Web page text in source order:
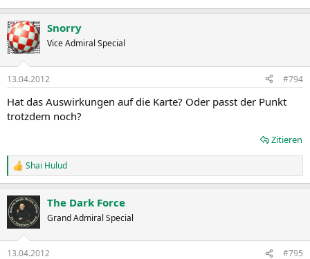
Snorry
Vice Admiral Special
13.04.2012 #794
Hat das Auswirkungen auf die Karte? Oder passt der Punkt
trotzdem noch?
Zitieren
R
e
k
t
i
n
Shai Hulud
The Dark Force
Grand Admiral Special
13.04.2012 #795